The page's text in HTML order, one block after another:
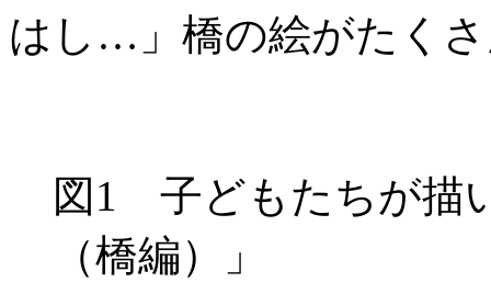
はし…」橋の絵がたく
図1 子どもたちが描
（橋編）」